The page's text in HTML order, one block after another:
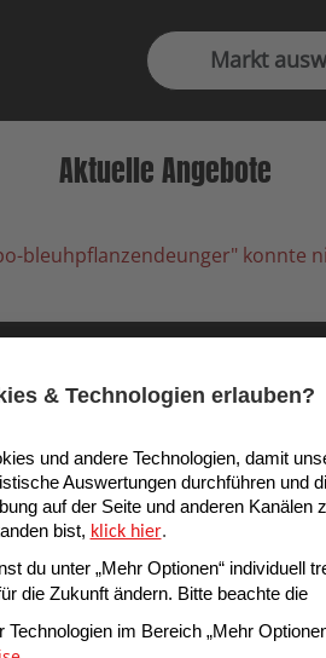
Markt
Aktuelle Angebote
bleuhpflanzendeunger" konnte